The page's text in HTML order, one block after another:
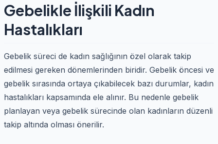
Gebelikle İlişkili Kadın
Hastalıkları
Gebelik süreci de kadın sağlığının özel olarak takip
edilmesi gereken dönemlerinden biridir. Gebelik öncesi ve
gebelik sırasında ortaya çıkabilecek bazı durumlar, kadın
hastalıkları kapsamında ele alınır. Bu nedenle gebelik
planlayan veya gebelik sürecinde olan kadınların düzenli
takip altında olması önerilir.